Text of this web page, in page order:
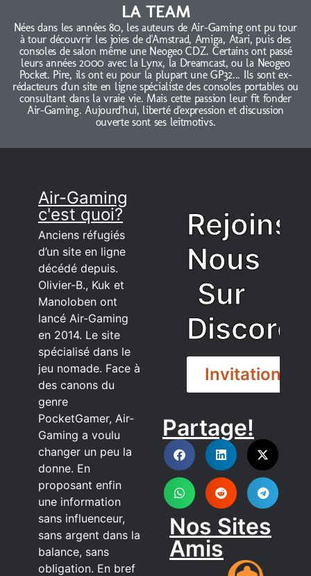
LA TEAM
Nées dans les années 80, les auteurs de Air-Gaming ont pu tour
à tour découvrir les joies de d'Amstrad, Amiga, Atari, puis des
consoles de salon même une Neogeo CDZ. Certains ont passé
leurs années 2000 avec la Lynx, la Dreamcast, ou la Neogeo
Pocket. Pire, ils ont eu pour la plupart une GP32... Ils sont ex-
rédacteurs d'un site en ligne spécialiste des consoles portables ou
consultant dans la vraie vie. Mais cette passion leur fit fonder
Air-Gaming. Aujourd'hui, liberté d'expression et discussion
ouverte sont ses leitmotivs.
Air-Gaming
c'est quoi?
Anciens réfugiés
d’un site en ligne
décédé depuis.
Olivier-B., Kuk et
Manoloben ont
lancé Air-Gaming
en 2014. Le site
spécialisé dans le
jeu nomade. Face à
des canons du
genre
PocketGamer, Air-
Gaming a voulu
changer un peu la
donne. En
proposant enfin
une information
sans influenceur,
sans argent dans la
balance, sans
obligation. En bref
Rejoins
Nous
Sur
Discord
Invitation
DISCORD
Partage!
Nos Sites
Amis